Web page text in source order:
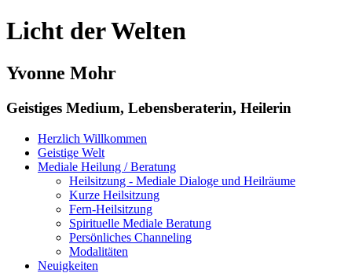
Licht der Welten
Yvonne Mohr
Geistiges Medium, Lebensberaterin, Heilerin
Herzlich Willkommen
Geistige Welt
Mediale Heilung / Beratung
Heilsitzung - Mediale Dialoge und Heilräume
Kurze Heilsitzung
Fern-Heilsitzung
Spirituelle Mediale Beratung
Persönliches Channeling
Modalitäten
Neuigkeiten